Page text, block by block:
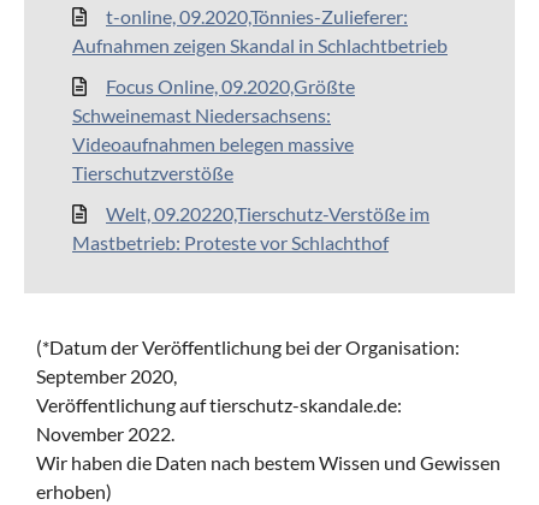
t-online, 09.2020,Tönnies-Zulieferer:
Aufnahmen zeigen Skandal in Schlachtbetrieb
Focus Online, 09.2020,Größte
Schweinemast Niedersachsens:
Videoaufnahmen belegen massive
Tierschutzverstöße
Welt, 09.20220,Tierschutz-Verstöße im
Mastbetrieb: Proteste vor Schlachthof
(*Datum der Veröffentlichung bei der Organisation:
September 2020,
Veröffentlichung auf tierschutz-skandale.de:
November 2022.
Wir haben die Daten nach bestem Wissen und Gewissen
erhoben)